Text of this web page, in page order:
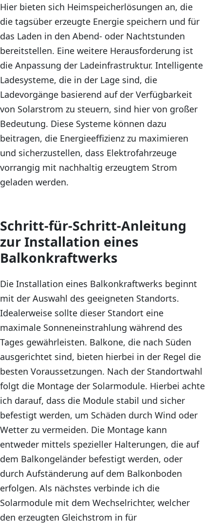
Hier bieten sich Heimspeicherlösungen an, die
die tagsüber erzeugte Energie speichern und für
das Laden in den Abend- oder Nachtstunden
bereitstellen. Eine weitere Herausforderung ist
die Anpassung der Ladeinfrastruktur. Intelligente
Ladesysteme, die in der Lage sind, die
Ladevorgänge basierend auf der Verfügbarkeit
von Solarstrom zu steuern, sind hier von großer
Bedeutung. Diese Systeme können dazu
beitragen, die Energieeffizienz zu maximieren
und sicherzustellen, dass Elektrofahrzeuge
vorrangig mit nachhaltig erzeugtem Strom
geladen werden.
Schritt-für-Schritt-Anleitung
zur Installation eines
Balkonkraftwerks
Die Installation eines Balkonkraftwerks beginnt
mit der Auswahl des geeigneten Standorts.
Idealerweise sollte dieser Standort eine
maximale Sonneneinstrahlung während des
Tages gewährleisten. Balkone, die nach Süden
ausgerichtet sind, bieten hierbei in der Regel die
besten Voraussetzungen. Nach der Standortwahl
folgt die Montage der Solarmodule. Hierbei achte
ich darauf, dass die Module stabil und sicher
befestigt werden, um Schäden durch Wind oder
Wetter zu vermeiden. Die Montage kann
entweder mittels spezieller Halterungen, die auf
dem Balkongeländer befestigt werden, oder
durch Aufständerung auf dem Balkonboden
erfolgen. Als nächstes verbinde ich die
Solarmodule mit dem Wechselrichter, welcher
den erzeugten Gleichstrom in für